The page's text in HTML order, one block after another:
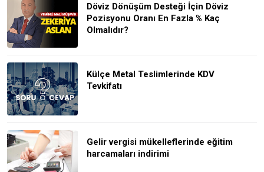
Döviz Dönüşüm Desteği İçin Döviz
Pozisyonu Oranı En Fazla % Kaç
Olmalıdır?
Külçe Metal Teslimlerinde KDV
Tevkifatı
Gelir vergisi mükelleflerinde eğitim
harcamaları indirimi